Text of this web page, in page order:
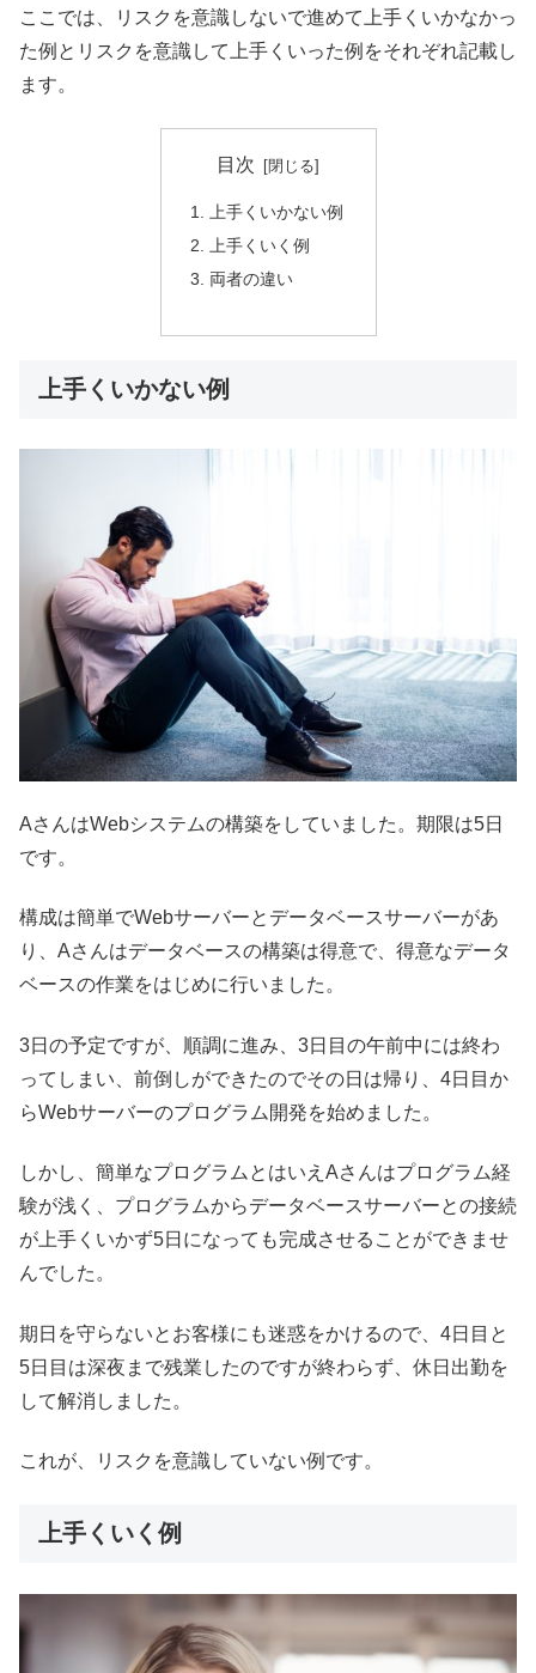
ここでは、
リスクを意識しないで進めて上手くいかなかっ
た例とリスクを意識して上手くいった例をそれぞれ記載し
ます。
目次
上手くいかない例
上手くいく例
両者の違い
上手くいかない例
AさんはWebシステムの構築をしていました。期限は5日
です。
構成は簡単でWebサーバーとデータベースサーバーがあ
り、Aさ んはデータベースの構築は得意で、 得意なデータ
ベースの作業をはじめに行いました。
3日の予定ですが、順調に進み、3日目の午前中には終わ
ってしまい、 前倒しができたのでその日は帰り、4日目か
らWebサーバーのプログラム開発を始めました。
しかし、簡単なプログラムとはいえAさんはプログラム経
験が浅く
、プログラムからデータベースサーバーとの接続
が上手くいかず5日になっても完成させることができませ
んでした。
期日を守らないとお客様にも迷惑をかけるので、4日目と
5日目は深夜まで残業したのですが終わらず、 休日出勤を
して解消しました。
これが、リスクを意識していない例です。
上手くいく例